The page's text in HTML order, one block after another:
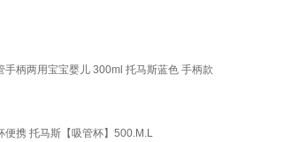
柄两用宝宝婴儿 300ml 托马斯蓝色 手柄款
便携 托马斯【吸管杯】500.M.L